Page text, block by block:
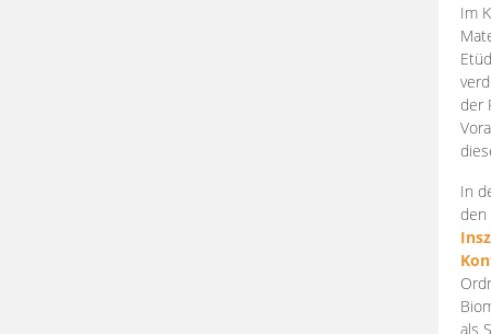
Im
der
In
den
als